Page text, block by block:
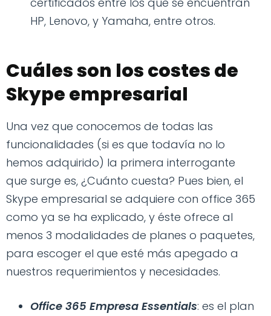
HP, Lenovo, y Yamaha, entre otros.
Cuáles son los costes de
Skype empresarial
Una vez que conocemos de todas las
funcionalidades (si es que todavía no lo
hemos adquirido) la primera interrogante
que surge es, ¿Cuánto cuesta? Pues bien, el
Skype empresarial se adquiere con office 365
como ya se ha explicado, y éste ofrece al
menos 3 modalidades de planes o paquetes,
para escoger el que esté más apegado a
nuestros requerimientos y necesidades.
Office 365 Empresa Essentials: es el plan